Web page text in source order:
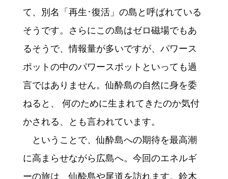
て、別名「再生･復活」の島と呼ばれている
そうです。さらにこの島はゼロ磁場でもあ
るそうで、情報量が多いですが、パワース
ポットの中のパワースポットといっても過
言ではありません。仙酔島の自然に身を委
ねると、 何のために生まれてきたのか気付
かされる、とも言われています。
ということで、仙酔島への期待を最高潮
に高まらせながら広島へ。今回のエネルギ
ーの旅は、仙酔島や尾道を訪れます。鈴木